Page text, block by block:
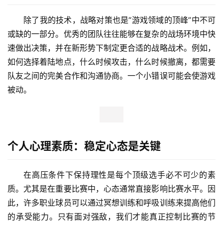
除了我的技术，战略对策也是“游戏领域的顶峰”中不可
或缺的一部分。优秀的团队往往能够在复杂的战场环境中快
速做出决策，并在新形势下制定更合适的战略战术。例如，
如何选择着陆地点，什么时候攻击，什么时候撤离，都需要
队友之间的完美合作和沟通协商。一个小错误可能会使游戏
被动。
个人心理素质：稳定心态是关键
在高压条件下保持理性是每个顶级选手必不可少的素
质。尤其是在重要比赛中，心态通常直接影响比赛水平。因
此，许多职业球员可以通过冥想训练和呼吸训练来提高他们
的承受能力。只有面对强敌，我们才能真正控制比赛的节